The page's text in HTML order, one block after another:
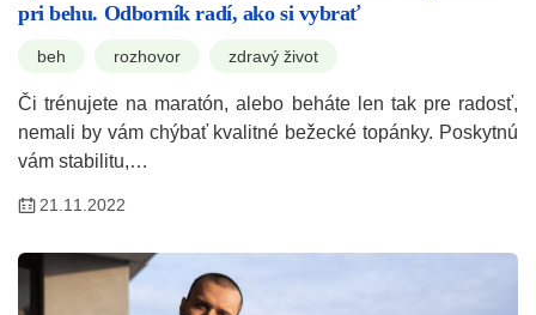
pri behu. Odborník radí, ako si vybrať
beh rozhovor zdravý život
Či trénujete na maratón, alebo beháte len tak pre radosť,
nemali by vám chýbať kvalitné bežecké topánky. Poskytnú
vám stabilitu,…
21.11.2022